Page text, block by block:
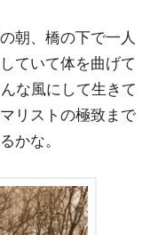
朝、橋の下で一人
ていて体を曲げて
な風にして生きて
リストの極致まで
かな。